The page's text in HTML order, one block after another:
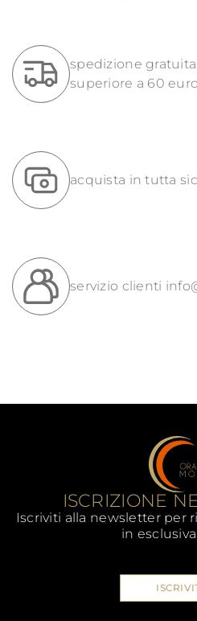
spedizione
superiore a 60 euro
acquista in tutta
servizio clienti
ISCRIZIONE
Iscriviti alla newsletter per
in